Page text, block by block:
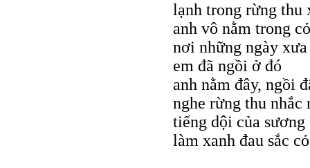
lạnh trong rừng thu
anh vô nằm trong cỏ
nơi những ngày
em đã ngồi ở đó
anh nằm đây, ngồi
nghe rừng thu nhắc
tiếng dội của sương
làm xanh đau sắc cỏ